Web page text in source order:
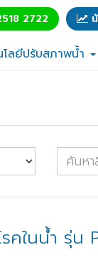
2722
โลยีปรับสภาพน้ำ
คในน้ำ รุ่น